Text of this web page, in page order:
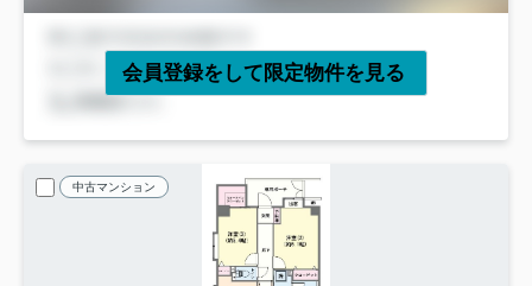
会員登録をして限定物件を見る
中古マンション